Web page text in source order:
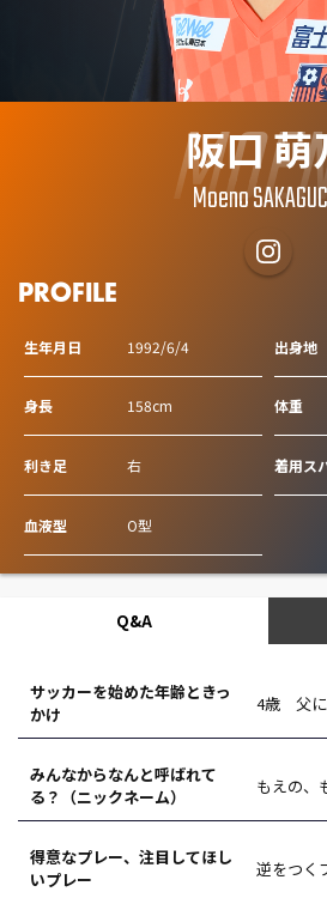
阪口 萌
Moeno
PROFILE
生年月日 1992/6/4 出身地
身長 158cm 体重
利き足 右 着用ス
血液型 O型
Q&A
サッカーを始めた年齢ときっ
かけ
4歳 父に
みんなからなんと呼ばれて
る？（ニックネーム）
もえの、
得意なプレー、注目してほし
いプレー
逆をつく